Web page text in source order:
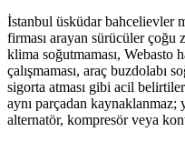
İstanbul üsküdar bahcelievler
firması arayan sürücüler çoğu
klima soğutmaması, Webasto
çalışmaması, araç buzdolabı
sigorta atması gibi acil
aynı parçadan kaynaklanmaz;
alternatör, kompresör veya